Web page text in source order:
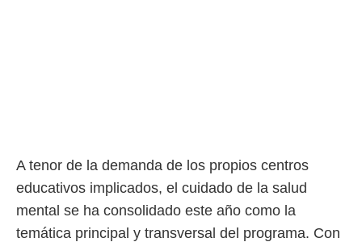
A tenor de la demanda de los propios centros
educativos implicados, el cuidado de la salud
mental se ha consolidado este año como la
temática principal y transversal del programa. Con